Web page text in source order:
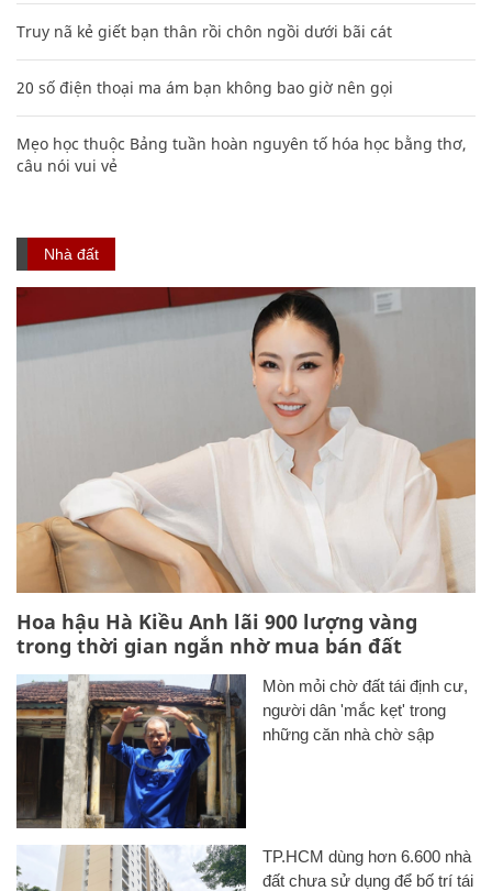
Truy nã kẻ giết bạn thân rồi chôn ngồi dưới bãi cát
20 số điện thoại ma ám bạn không bao giờ nên gọi
Mẹo học thuộc Bảng tuần hoàn nguyên tố hóa học bằng thơ,
câu nói vui vẻ
Nhà đất
Hoa hậu Hà Kiều Anh lãi 900 lượng vàng
trong thời gian ngắn nhờ mua bán đất
Mòn mỏi chờ đất tái định cư,
người dân 'mắc kẹt' trong
những căn nhà chờ sập
TP.HCM dùng hơn 6.600 nhà
đất chưa sử dụng để bố trí tái